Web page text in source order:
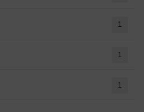
1
1
1